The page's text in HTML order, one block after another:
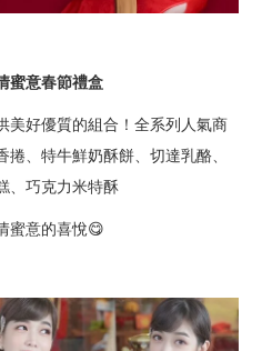
蜜意春節禮盒
美好優質的組合！全系列人氣商
、特牛鮮奶酥餅、切達乳酪、
、巧克力米特酥
蜜意的喜悅😋